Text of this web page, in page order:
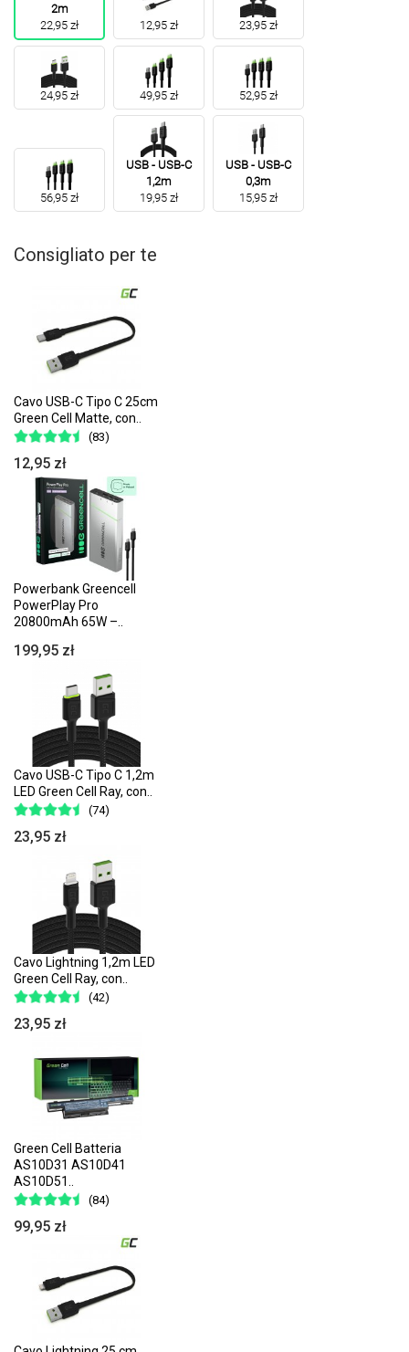
2m
22,95 zł
12,95 zł 23,95 zł
24,95 zł 49,95 zł 52,95 zł
56,95 zł
USB - USB-C
1,2m
19,95 zł
USB - USB-C
0,3m
15,95 zł
Consigliato per te
Cavo USB-C Tipo C 25cm
Green Cell Matte, con..
(83)
12,95 zł
Powerbank Greencell
PowerPlay Pro
20800mAh 65W –..
199,95 zł
Cavo USB-C Tipo C 1,2m
LED Green Cell Ray, con..
(74)
23,95 zł
Cavo Lightning 1,2m LED
Green Cell Ray, con..
(42)
23,95 zł
Green Cell Batteria
AS10D31 AS10D41
AS10D51..
(84)
99,95 zł